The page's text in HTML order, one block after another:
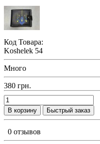
Код Товара:
Koshelek 54
Много
380 грн.
В корзину Быстрый заказ
0 отзывов